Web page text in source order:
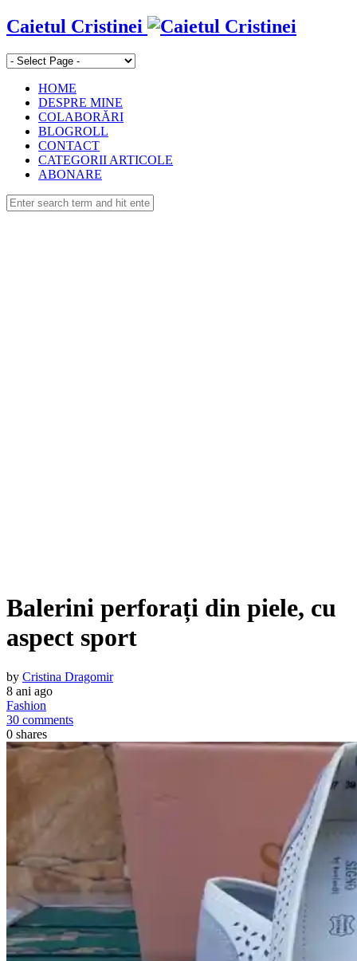
Caietul Cristinei
HOME
DESPRE MINE
COLABORĂRI
BLOGROLL
CONTACT
CATEGORII ARTICOLE
ABONARE
Balerini perforați din piele, cu
aspect sport
by Cristina Dragomir
8 ani ago
Fashion
30 comments
0 shares